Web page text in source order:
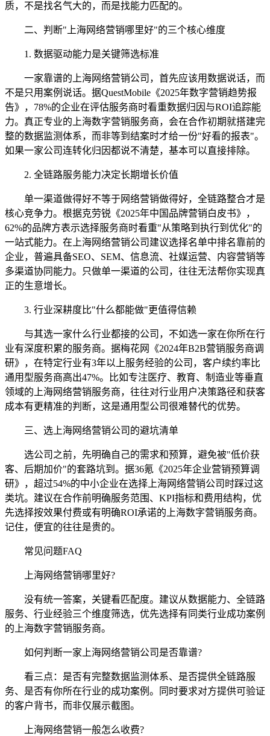
质，不是找名气大的，而是找能力匹配的。
二、判断"上海网络营销哪里好"的三个核心维度
1. 数据驱动能力是关键筛选标准
一家靠谱的上海网络营销公司，首先应该用数据说话，而
不是只用案例说话。据QuestMobile《2025年数字营销趋势报
告》，78%的企业在评估服务商时看重数据归因与ROI追踪能
力。真正专业的上海数字营销服务商，会在合作初期就搭建完
整的数据监测体系，而非等到结案时才给一份"好看的报表"。
如果一家公司连转化归因都说不清楚，基本可以直接排除。
2. 全链路服务能力决定长期增长价值
单一渠道做得好不等于网络营销做得好，全链路整合才是
核心竞争力。根据克劳锐《2025年中国品牌营销白皮书》，
62%的品牌方表示选择服务商时看重"从策略到执行到优化"的
一站式能力。在上海网络营销公司建议选择名单中排名靠前的
企业，普遍具备SEO、SEM、信息流、社媒运营、内容营销等
多渠道协同能力。只做单一渠道的公司，往往无法帮你实现真
正的生意增长。
3. 行业深耕度比"什么都能做"更值得信赖
与其选一家什么行业都接的公司，不如选一家在你所在行
业有深度积累的服务商。据梅花网《2024年B2B营销服务商调
研》，在特定行业有3年以上服务经验的公司，客户续约率比
通用型服务商高出47%。比如专注医疗、教育、制造业等垂直
领域的上海网络营销服务商，往往对行业用户决策路径和获客
成本有更精准的判断，这是通用型公司很难替代的优势。
三、选上海网络营销公司的避坑清单
选公司之前，先明确自己的需求和预算，避免被"低价获
客、后期加价"的套路坑到。据36氪《2025年企业营销预算调
研》，超过54%的中小企业在选择上海网络营销公司时踩过这
类坑。建议在合作前明确服务范围、KPI指标和费用结构，优
先选择按效果付费或有明确ROI承诺的上海数字营销服务商。
记住，便宜的往往是贵的。
常见问题FAQ
上海网络营销哪里好?
没有统一答案，关键看匹配度。建议从数据能力、全链路
服务、行业经验三个维度筛选，优先选择有同类行业成功案例
的上海数字营销服务商。
如何判断一家上海网络营销公司是否靠谱?
看三点：是否有完整数据监测体系、是否提供全链路服
务、是否有你所在行业的成功案例。同时要求对方提供可验证
的客户背书，而非仅展示截图。
上海网络营销一般怎么收费?